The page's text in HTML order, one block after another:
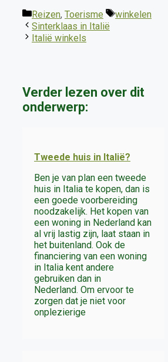
Categorieën
Reizen, Toerisme Tags
winkelen
Sinterklaas in Italië
Italië winkels
Verder lezen over dit
onderwerp:
Tweede huis in Italië?
Ben je van plan een tweede
huis in Italia te kopen, dan is
een goede voorbereiding
noodzakelijk. Het kopen van
een woning in Nederland kan
al vrij lastig zijn, laat staan in
het buitenland. Ook de
financiering van een woning
in Italia kent andere
gebruiken dan in
Nederland. Om ervoor te
zorgen dat je niet voor
onplezierige